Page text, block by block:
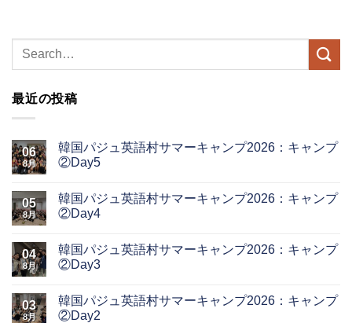
最近の投稿
06
8月
韓国パジュ英語村サマーキャンプ2026：キャンプ
②Day5
05
8月
韓国パジュ英語村サマーキャンプ2026：キャンプ
②Day4
04
8月
韓国パジュ英語村サマーキャンプ2026：キャンプ
②Day3
03
8月
韓国パジュ英語村サマーキャンプ2026：キャンプ
②Day2